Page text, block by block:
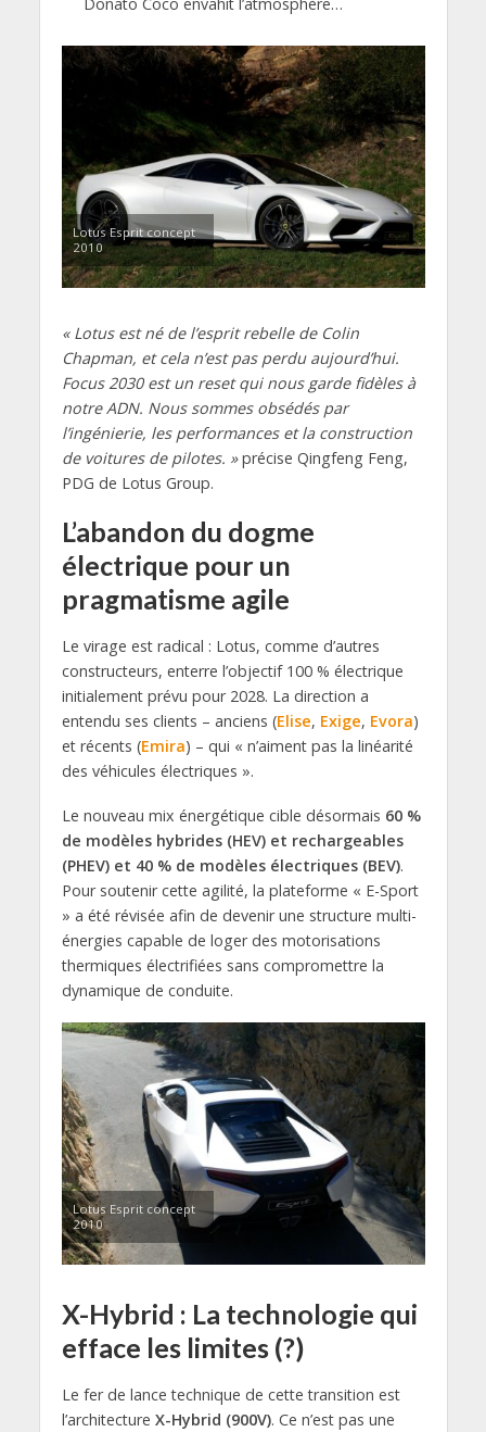
Lotus Esprit concept
2010
« Lotus est né de l’esprit rebelle de Colin
Chapman, et cela n’est pas perdu aujourd’hui.
Focus 2030 est un reset qui nous garde fidèles à
notre ADN. Nous sommes obsédés par
l’ingénierie, les performances et la construction
de voitures de pilotes. »précise Qingfeng Feng,
PDG de Lotus Group.
L’abandon du dogme
électrique pour un
pragmatisme agile
Le virage est radical : Lotus, comme d’autres
constructeurs, enterre l’objectif 100 % électrique
initialement prévu pour 2028. La direction a
entendu ses clients – anciens (Elise, Exige, Evora)
et récents (Emira) – qui « n’aiment pas la linéarité
des véhicules électriques ».
Le nouveau mix énergétique cible désormais 60 %
de modèles hybrides (HEV) et rechargeables
(PHEV) et 40 % de modèles électriques (BEV).
Pour soutenir cette agilité, la plateforme « E-Sport
» a été révisée afin de devenir une structure multi-
énergies capable de loger des motorisations
thermiques électrifiées sans compromettre la
dynamique de conduite.
Lotus Esprit concept
2010
X-Hybrid : La technologie qui
efface les limites (?)
Le fer de lance technique de cette transition est
l’architecture X-Hybrid (900V). Ce n’est pas une